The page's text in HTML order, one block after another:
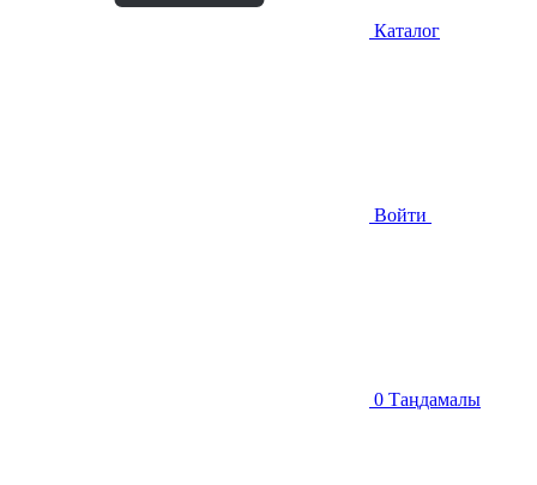
Каталог
Войти
0 Таңдамалы